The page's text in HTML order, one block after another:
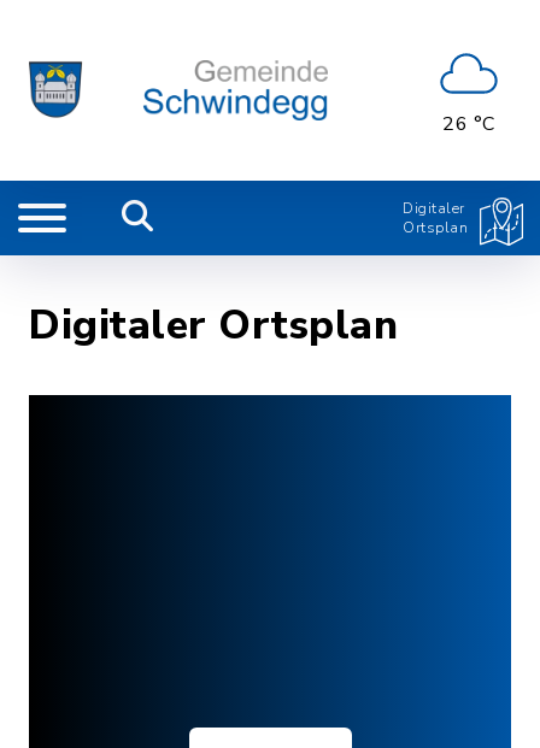
26 °C
Digitaler
Ortsplan
Digitaler Ortsplan